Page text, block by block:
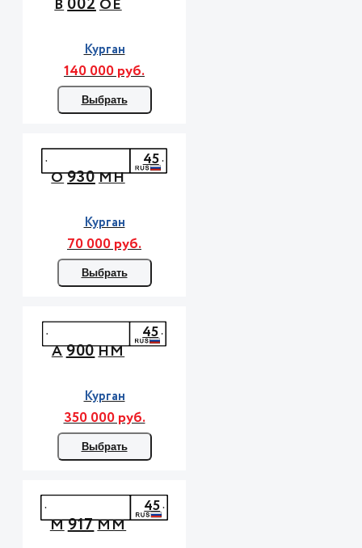
В ОЕ
Курган
140 000 руб.
Выбрать
О930МН
45
Курган
70 000 руб.
Выбрать
А900НМ
45
Курган
350 000 руб.
Выбрать
М917ММ
45